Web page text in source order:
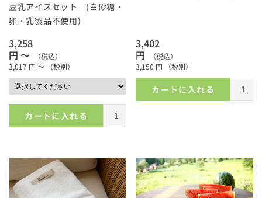
豆乳アイスセット (白砂糖・
卵・乳製品不使用)
3,258
円 ～
（税込）
3,017 円 ～ （税別）
カートに入れる
3,402
円
（税込）
3,150 円 （税別）
カートに入れる